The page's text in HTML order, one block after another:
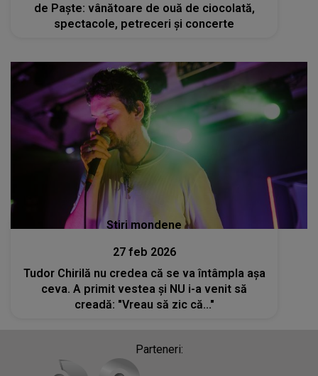
de Paște: vânătoare de ouă de ciocolată,
spectacole, petreceri și concerte
Stiri mondene
27 feb 2026
Tudor Chirilă nu credea că se va întâmpla așa
ceva. A primit vestea și NU i-a venit să
creadă: "Vreau să zic că..."
Parteneri: